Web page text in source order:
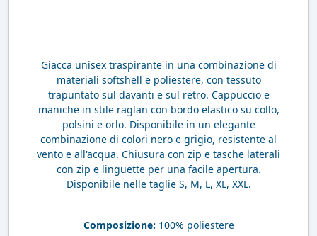
Giacca unisex traspirante in una combinazione di
materiali softshell e poliestere, con tessuto
trapuntato sul davanti e sul retro. Cappuccio e
maniche in stile raglan con bordo elastico su collo,
polsini e orlo. Disponibile in un elegante
combinazione di colori nero e grigio, resistente al
vento e all'acqua. Chiusura con zip e tasche laterali
con zip e linguette per una facile apertura.
Disponibile nelle taglie S, M, L, XL, XXL.
Composizione: 100% poliestere